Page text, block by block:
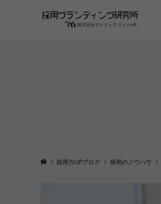
採用力UPブログ 採用のノウハウ